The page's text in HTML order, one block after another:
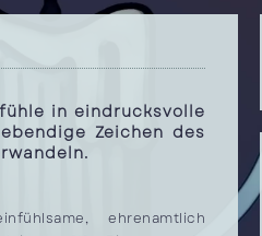
in eindrucksvolle
Zeichen des
ehrenamtlich